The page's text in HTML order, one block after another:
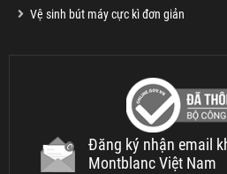
Vệ sinh bút máy cực kì đơn giản
Đăng ký nhận email
Montblanc Việt Nam